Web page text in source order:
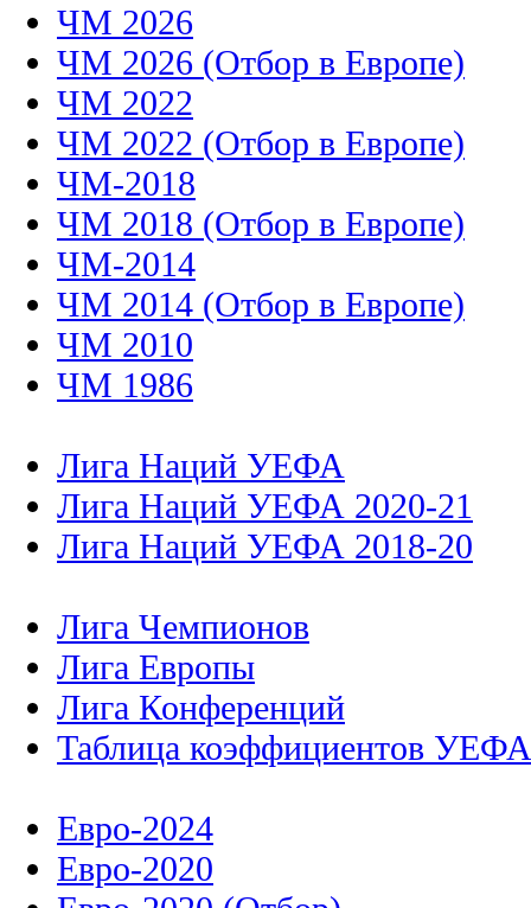
ЧМ 2026
ЧМ 2026 (Отбор в Европе)
ЧМ 2022
ЧМ 2022 (Отбор в Европе)
ЧМ-2018
ЧМ 2018 (Отбор в Европе)
ЧМ-2014
ЧМ 2014 (Отбор в Европе)
ЧМ 2010
ЧМ 1986
Лига Наций УЕФА
Лига Наций УЕФА 2020-21
Лига Наций УЕФА 2018-20
Лига Чемпионов
Лига Европы
Лига Конференций
Таблица коэффициентов УЕФА
Евро-2024
Евро-2020